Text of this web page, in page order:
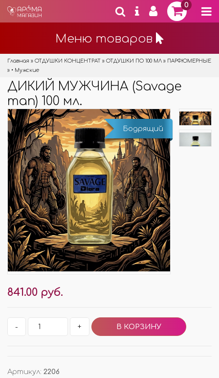
0
Меню товаров
Главная » ОТДУШКИ КОНЦЕНТРАТ » ОТДУШКИ ПО 100 МЛ » ПАРФЮМЕРНЫЕ
» • Мужские
ДИКИЙ МУЖЧИНА (Savage
man) 100 мл.
Бодрящий
841.00 руб.
- +
Артикул: 2206